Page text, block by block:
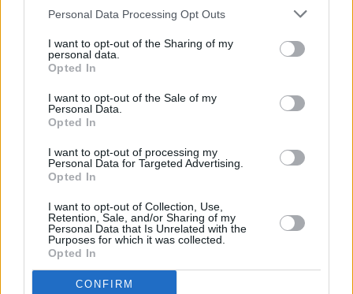
Personal Data Processing Opt Outs
I want to opt-out of the Sharing of my
personal data.
Opted In
I want to opt-out of the Sale of my
Personal Data.
Opted In
I want to opt-out of processing my
Personal Data for Targeted Advertising.
Opted In
I want to opt-out of Collection, Use,
Retention, Sale, and/or Sharing of my
Personal Data that Is Unrelated with the
Purposes for which it was collected.
Opted In
CONFIRM
Mourinho ha poi annunciato la convocazione di Abraham: “Non
precampionato col Chelsea e ha giocato amichevoli di livello
alto. “E’ pronto dal punto di vista fisico per giocare: abbiamo tre
attaccanti e siamo contenti del nostro reparto offensivo”, ha
dichiarato il tecnico portoghese.
tanto la qualità dei vari terreni dei campi da gioco, il paragone con
la Premier League è difficile. Non è colpa del terreno
Raja. Il campo non era in buone condizioni, è vero. Ho fiducia
nel fatto che domani possa essere accettabile”, ha concluso
Mourinho.
(ITALPRESS).